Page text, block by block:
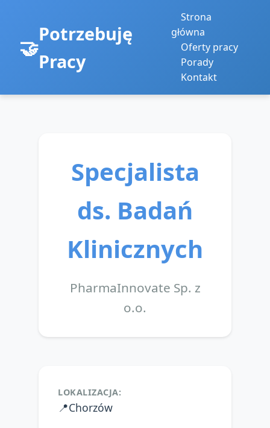
Potrzebuję
Pracy
Strona
główna
Oferty pracy
Porady
Kontakt
Specjalista
ds. Badań
Klinicznych
PharmaInnovate Sp. z
o.o.
LOKALIZACJA:
📍Chorzów